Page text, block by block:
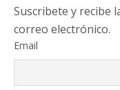
Suscribete y recibe
correo electrónico.
Email